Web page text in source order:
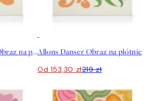
Flowers Stay Weird Obraz na płótnieAllons Danser Obraz na płótnie
Od 153,30 zł219 zł